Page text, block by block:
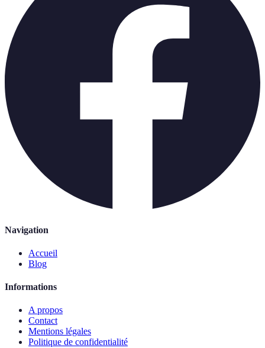
Navigation
Accueil
Blog
Informations
A propos
Contact
Mentions légales
Politique de confidentialité